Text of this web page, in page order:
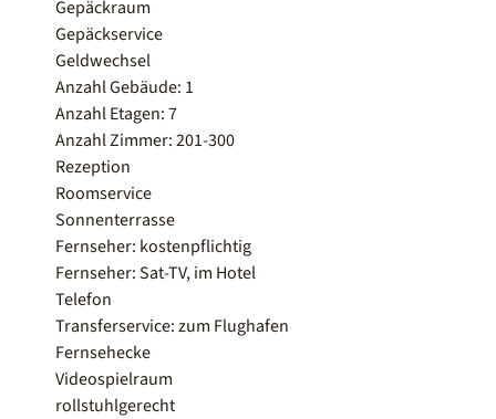
Gepäckraum
Gepäckservice
Geldwechsel
Anzahl Gebäude: 1
Anzahl Etagen: 7
Anzahl Zimmer: 201-300
Rezeption
Roomservice
Sonnenterrasse
Fernseher: kostenpflichtig
Fernseher: Sat-TV, im Hotel
Telefon
Transferservice: zum Flughafen
Fernsehecke
Videospielraum
rollstuhlgerecht